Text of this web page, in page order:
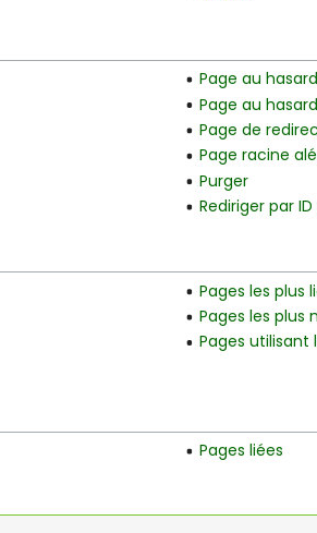
Page au hasard
Page au
Page de
Page racine
Purger
Rediriger par
Pages les plus
Pages les plus
Pages utilisant
Pages liées